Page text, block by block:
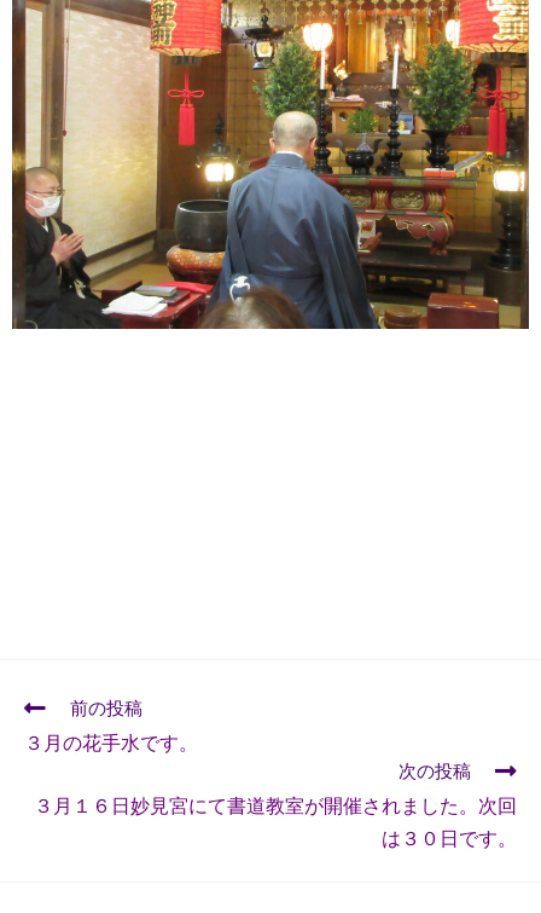
前の投稿
３月の花手水です。
次の投稿
３月１６日妙見宮にて書道教室が開催されました。次回
は３０日です。